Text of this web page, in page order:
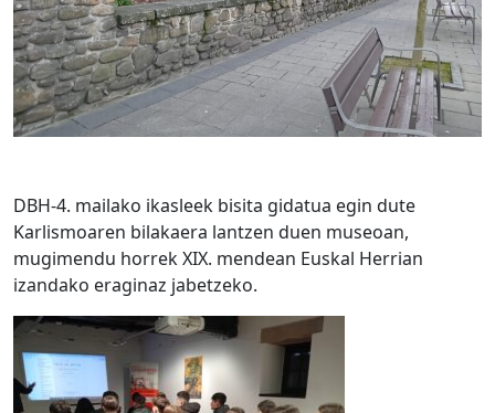
DBH-4. mailako ikasleek bisita gidatua egin dute
Karlismoaren bilakaera lantzen duen museoan,
mugimendu horrek XIX. mendean Euskal Herrian
izandako eraginaz jabetzeko.